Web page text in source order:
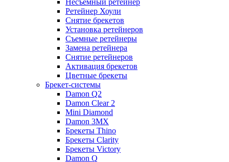
Несъемный ретейнер
Ретейнер Хоули
Снятие брекетов
Установка ретейнеров
Съемные ретейнеры
Замена ретейнера
Снятие ретейнеров
Активация брекетов
Цветные брекеты
Брекет-системы
Damon Q2
Damon Clear 2
Mini Diamond
Damon 3MX
Брекеты Thino
Брекеты Clarity
Брекеты Victory
Damon Q